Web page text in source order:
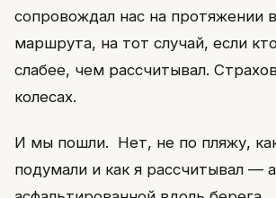
сопровождал нас на протяжении
маршрута, на тот случай, если
слабее, чем рассчитывал.
колесах.
И мы пошли. Нет, не по пляжу,
подумали и как я рассчитывал —